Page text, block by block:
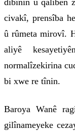
dibînin û qalibên
civakî, prensîba
û rûmeta mirovî.
aliyê
normalîzekirina
bi xwe re tînin.
Baroya Wanê
gilînameyeke